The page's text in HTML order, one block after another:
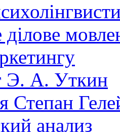
ділове
Э. А. Уткин
Степан
анализ